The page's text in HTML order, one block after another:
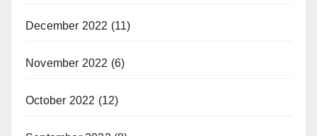
December 2022 (11)
November 2022 (6)
October 2022 (12)